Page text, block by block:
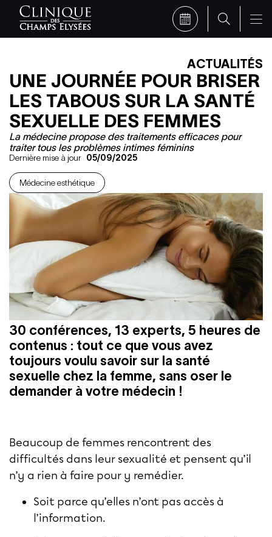
ACTUALITÉS
UNE JOURNÉE POUR BRISER
LES TABOUS SUR LA SANTÉ
SEXUELLE DES FEMMES
La médecine propose des traitements efficaces pour
traiter tous les problèmes intimes féminins
Dernière mise à jour 05/09/2025
Médecine esthétique
30 conférences, 13 experts, 5 heures de
contenus : tout ce que vous avez
toujours voulu savoir sur la santé
sexuelle chez la femme, sans oser le
demander à votre médecin !
Beaucoup de femmes rencontrent des
difficultés dans leur sexualité et pensent qu’il
n’y a rien à faire pour y remédier.
Soit parce qu’elles n’ont pas accès à
l’information.